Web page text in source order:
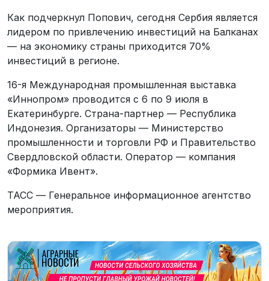
Как подчеркнул Попович, сегодня Сербия является
лидером по привлечению инвестиций на Балканах
— на экономику страны приходится 70%
инвестиций в регионе.
16-я Международная промышленная выставка
«Иннопром» проводится с 6 по 9 июля в
Екатеринбурге. Страна-партнер — Республика
Индонезия. Организаторы — Министерство
промышленности и торговли РФ и Правительство
Свердловской области. Оператор — компания
«Формика Ивент».
ТАСС — Генеральное информационное агентство
мероприятия.